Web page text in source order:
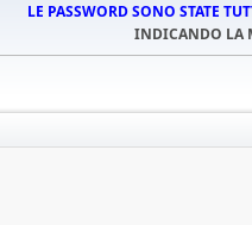
LE PASSWORD SONO STATE
INDICANDO LA